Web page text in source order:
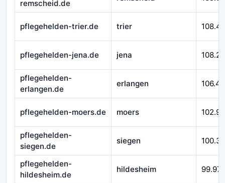
remscheid.de
pflegehelden-trier.de trier
pflegehelden-jena.de jena
pflegehelden-
erlangen.de
erlangen
pflegehelden-moers.de moers
pflegehelden-
siegen.de
siegen
pflegehelden-
hildesheim.de
hildesheim